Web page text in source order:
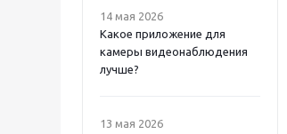
14 мая 2026
Какое приложение для
камеры видеонаблюдения
лучше?
13 мая 2026